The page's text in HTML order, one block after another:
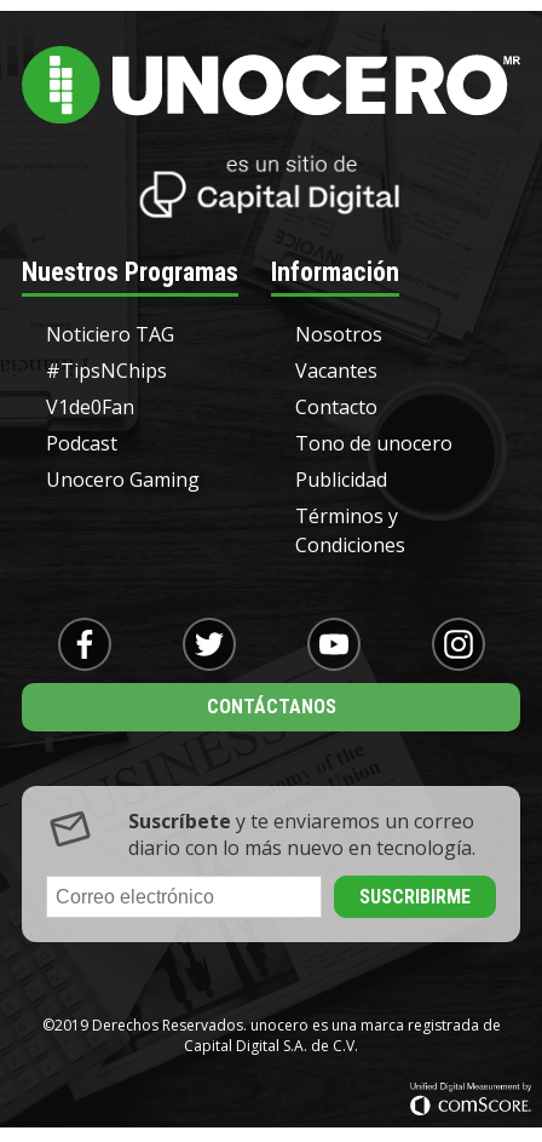
Nuestros Programas
Noticiero TAG
#TipsNChips
V1de0Fan
Podcast
Unocero Gaming
Información
Nosotros
Vacantes
Contacto
Tono de unocero
Publicidad
Términos y
Condiciones
CONTÁCTANOS
Suscríbete y te enviaremos un correo
diario con lo más nuevo en tecnología.
©2019 Derechos Reservados. unocero es una marca registrada de
Capital Digital S.A. de C.V.